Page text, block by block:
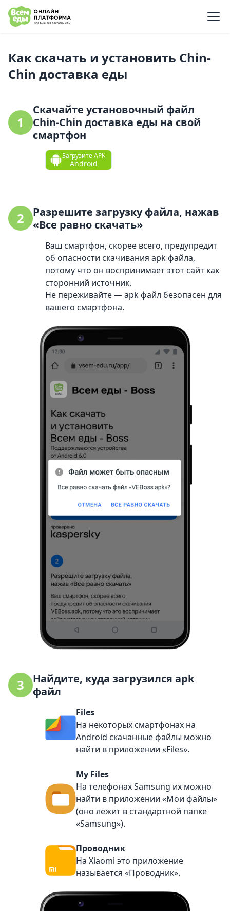
Как скачать и установить Chin-
Chin доставка ед‪ы‬
1
Скачайте установочный файл
Chin-Chin доставка ед‪ы‬ на свой
смартфон
Загрузите APK
Android
2
Разрешите загрузку файла, нажав
«Все равно скачать»
Ваш смартфон, скорее всего, предупредит
об опасности скачивания apk файла,
потому что он воспринимает этот сайт как
сторонний источник.
Не переживайте — apk файл безопасен для
вашего смартфона.
3
Найдите, куда загрузился apk
файл
Files
На некоторых смартфонах на
Android скачанные файлы можно
найти в приложении «Files».
My Files
На телефонах Samsung их можно
найти в приложении «Мои файлы»
(оно лежит в стандартной папке
«Samsung»).
Проводник
На Xiaomi это приложение
называется «Проводник».
menu